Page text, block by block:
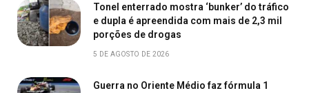
Tonel enterrado mostra ‘bunker’ do tráfico
e dupla é apreendida com mais de 2,3 mil
porções de drogas
5 DE AGOSTO DE 2026
Guerra no Oriente Médio faz fórmula 1